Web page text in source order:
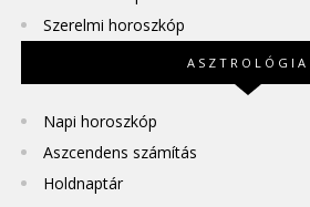
Szerelmi horoszkóp
ASZTROLÓGIA
Napi horoszkóp
Aszcendens számítás
Holdnaptár